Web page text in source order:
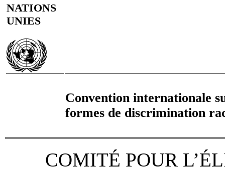
NATIONS
UNIES
Convention internationale
formes de discrimination
COMITÉ POUR